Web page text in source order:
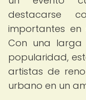
destacarse
importantes
Con una larga
popularidad,
artistas de
urbano en un